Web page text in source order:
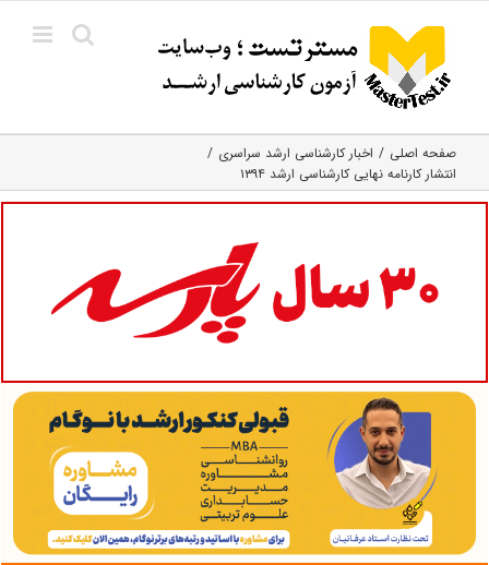
content
صفحه اصلی
اخبار کارشناسی ارشد سراسری
انتشار کارنامه نهایی کارشناسی ارشد ۱۳۹۴